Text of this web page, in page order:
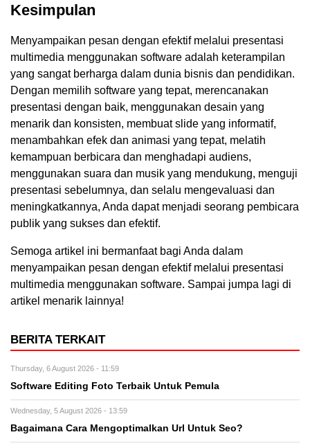
Kesimpulan
Menyampaikan pesan dengan efektif melalui presentasi
multimedia menggunakan software adalah keterampilan
yang sangat berharga dalam dunia bisnis dan pendidikan.
Dengan memilih software yang tepat, merencanakan
presentasi dengan baik, menggunakan desain yang
menarik dan konsisten, membuat slide yang informatif,
menambahkan efek dan animasi yang tepat, melatih
kemampuan berbicara dan menghadapi audiens,
menggunakan suara dan musik yang mendukung, menguji
presentasi sebelumnya, dan selalu mengevaluasi dan
meningkatkannya, Anda dapat menjadi seorang pembicara
publik yang sukses dan efektif.
Semoga artikel ini bermanfaat bagi Anda dalam
menyampaikan pesan dengan efektif melalui presentasi
multimedia menggunakan software. Sampai jumpa lagi di
artikel menarik lainnya!
BERITA TERKAIT
Thursday, 6 August 2026 - 11:59
Software Editing Foto Terbaik Untuk Pemula
Wednesday, 5 August 2026 - 13:59
Bagaimana Cara Mengoptimalkan Url Untuk Seo?